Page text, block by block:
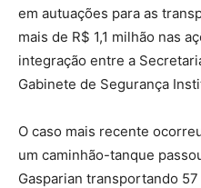
em autuações para as
mais de R$ 1,1 milhão nas
integração entre a
Gabinete de Segurança
O caso mais recente
um caminhão-tanque
Gasparian transportando